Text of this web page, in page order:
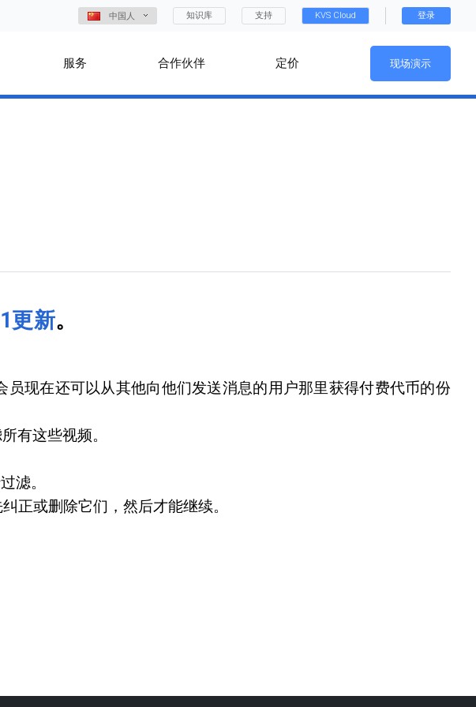
中国人 知识库 支持 KVS Cloud 登录
服务 合作伙伴 定价 现场演示
更新。
现在还可以从其他向他们发送消息的用户那里获得付费代币的份
有这些视频。
滤。
正或删除它们，然后才能继续。